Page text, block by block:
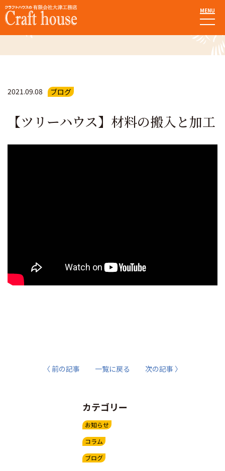
MENU
お知らせ・ブログ
2021.09.08 ブログ
【ツリーハウス】材料の搬入と加工
〈 前の記事 一覧に戻る 次の記事 〉
カテゴリー
お知らせ
コラム
ブログ